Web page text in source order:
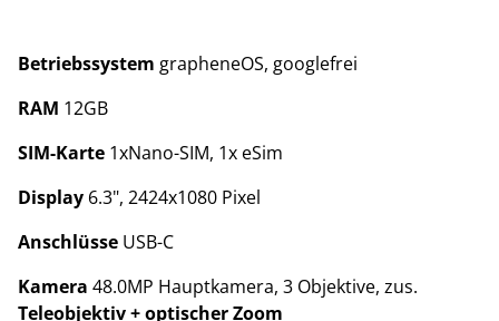
Betriebssystem grapheneOS, googlefrei
RAM 12GB
SIM-Karte 1xNano-SIM, 1x eSim
Display 6.3", 2424x1080 Pixel
Anschlüsse USB-C
Kamera 48.0MP Hauptkamera, 3 Objektive, zus.
Teleobjektiv + optischer Zoom